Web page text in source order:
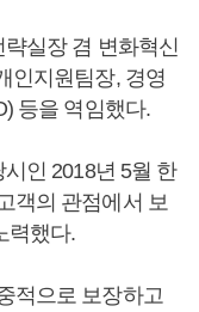
실장 겸 변화혁신
인지원팀장, 경영
등을 역임했다.
인 2018년 5월 한
객의 관점에서 보
력했다.
적으로 보장하고